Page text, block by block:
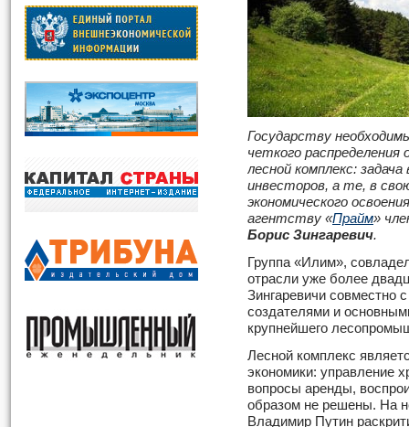
Государству
четкого
лесной комплекс:
инвесторов, а те, в
экономического
агентству «Прайм»
Борис Зингаревич.
Группа «Илим»,
отрасли уже более
Зингаревичи
создателями и
крупнейшего
Лесной комплекс
экономики: управление
вопросы аренды,
образом не решены. На
Владимир Путин